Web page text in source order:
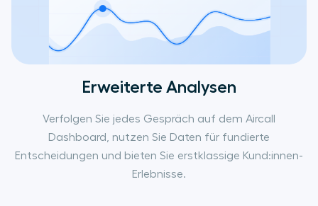
Erweiterte Analysen
Verfolgen Sie jedes Gespräch auf dem Aircall
Dashboard, nutzen Sie Daten für fundierte
Entscheidungen und bieten Sie erstklassige Kund:innen-
Erlebnisse.